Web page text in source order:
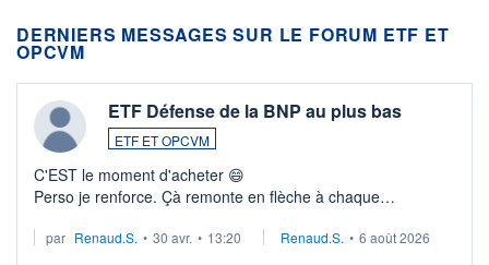
DERNIERS MESSAGES SUR LE FORUM ETF ET
OPCVM
ETF Défense de la BNP au plus bas
ETF ET OPCVM
C'EST le moment d'acheter 😄​
Perso je renforce. Çà remonte en flèche à chaque
Investissement long terme tip top pour sa retraite.
par Renaud.S. • 30 avr. • 13:20 Renaud.S. • 6 août 2026